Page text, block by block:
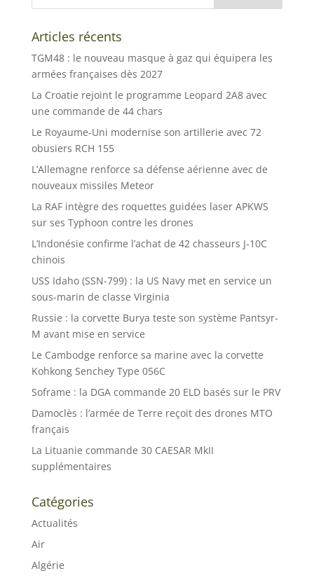
Articles récents
TGM48 : le nouveau masque à gaz qui équipera les
armées françaises dès 2027
La Croatie rejoint le programme Leopard 2A8 avec
une commande de 44 chars
Le Royaume-Uni modernise son artillerie avec 72
obusiers RCH 155
L’Allemagne renforce sa défense aérienne avec de
nouveaux missiles Meteor
La RAF intègre des roquettes guidées laser APKWS
sur ses Typhoon contre les drones
L’Indonésie confirme l’achat de 42 chasseurs J-10C
chinois
USS Idaho (SSN-799) : la US Navy met en service un
sous-marin de classe Virginia
Russie : la corvette Burya teste son système Pantsyr-
M avant mise en service
Le Cambodge renforce sa marine avec la corvette
Kohkong Senchey Type 056C
Soframe : la DGA commande 20 ELD basés sur le PRV
Damoclès : l’armée de Terre reçoit des drones MTO
français
La Lituanie commande 30 CAESAR MkII
supplémentaires
Catégories
Actualités
Air
Algérie